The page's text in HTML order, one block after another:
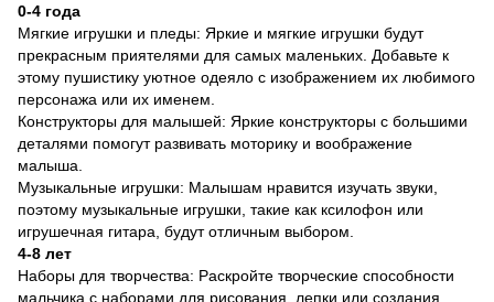
0-4 года
Мягкие игрушки и пледы: Яркие и мягкие игрушки будут
прекрасным приятелями для самых маленьких. Добавьте к
этому пушистику уютное одеяло с изображением их любимого
персонажа или их именем.
Конструкторы для малышей: Яркие конструкторы с большими
деталями помогут развивать моторику и воображение
малыша.
Музыкальные игрушки: Малышам нравится изучать звуки,
поэтому музыкальные игрушки, такие как ксилофон или
игрушечная гитара, будут отличным выбором.
4-8 лет
Наборы для творчества: Раскройте творческие способности
мальчика с наборами для рисования, лепки или создания